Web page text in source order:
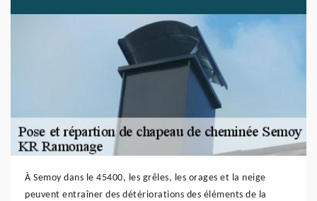
À Semoy dans le 45400, les grêles, les orages et la neige
peuvent entraîner des détériorations des éléments de la